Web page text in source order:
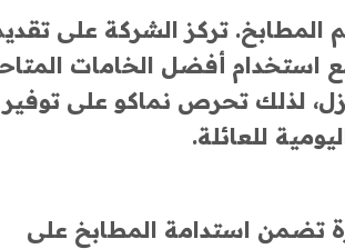
تركز الشركة على
استخدام أفضل الخامات
لذلك تحرص نماكو على توفير
للعائلة.
تضمن استدامة المطابخ على